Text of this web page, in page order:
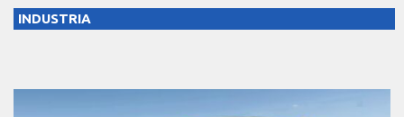
INDUSTRIA